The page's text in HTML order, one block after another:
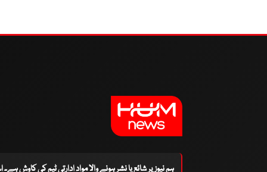
ہم نیوز پر شائع یا نشر ہونے والا مواد ادارتی ٹیم کی کاوش